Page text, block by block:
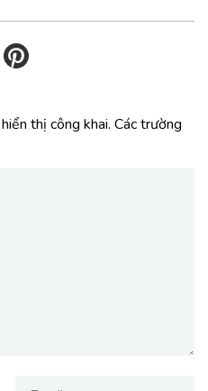
thị công khai. Các trường